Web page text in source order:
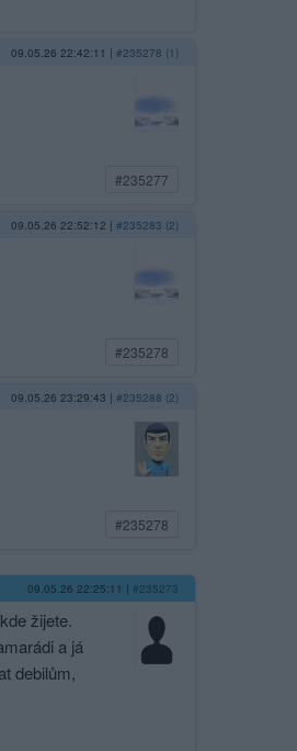
09.05.26 22:42:11 | #235278 (1)
#235277
09.05.26 22:52:12 | #235283 (2)
#235278
09.05.26 23:29:43 | #235288 (2)
#235278
09.05.26 22:25:11 | #235273
žijete.
a já
debilům,